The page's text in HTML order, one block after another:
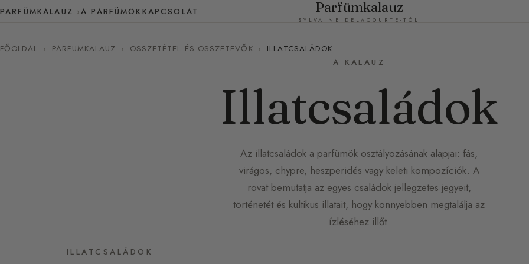
PARFÜMKALAUZ A PARFÜMÖKKAPCSOLAT Parfümkalauz
SYLVAINE DELACOURTE-TÓL
FŐOLDAL › PARFÜMKALAUZ › ÖSSZETÉTEL ÉS ÖSSZETEVŐK ›
ILLATCSALÁDOK
A KALAUZ
Illatcsaládok
Az illatcsaládok a parfümök osztályozásának alapjai: fás,
virágos, chypre, heszperidés vagy keleti kompozíciók. A
rovat bemutatja az egyes családok jellegzetes jegyeit,
történetét és kultikus illatait, hogy könnyebben megtalálja az
ízléséhez illőt.
ILLATCSALÁDOK